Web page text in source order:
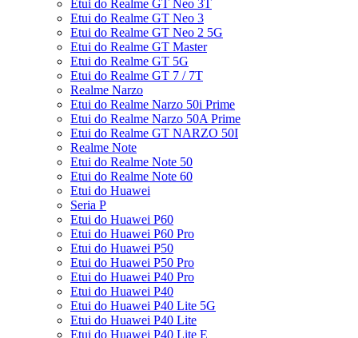
Etui do Realme GT Neo 3T
Etui do Realme GT Neo 3
Etui do Realme GT Neo 2 5G
Etui do Realme GT Master
Etui do Realme GT 5G
Etui do Realme GT 7 / 7T
Realme Narzo
Etui do Realme Narzo 50i Prime
Etui do Realme Narzo 50A Prime
Etui do Realme GT NARZO 50I
Realme Note
Etui do Realme Note 50
Etui do Realme Note 60
Etui do Huawei
Seria P
Etui do Huawei P60
Etui do Huawei P60 Pro
Etui do Huawei P50
Etui do Huawei P50 Pro
Etui do Huawei P40 Pro
Etui do Huawei P40
Etui do Huawei P40 Lite 5G
Etui do Huawei P40 Lite
Etui do Huawei P40 Lite E